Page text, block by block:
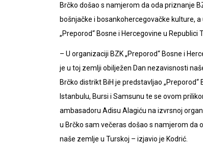
Brčko došao s namjerom da oda priznanje
bošnjačke i bosankohercegovačke kulture,
„Preporod“ Bosne i Hercegovine u Republici
– U organizaciji BZK „Preporod“ Bosne i
je u toj zemlji obilježen Dan nezavisnosti
Brčko distrikt BiH je predstavljao
Istanbulu, Bursi i Samsunu te se ovom
ambasadoru Adisu Alagiću na izvrsnoj
u Brčko sam večeras došao s namjerom da
naše zemlje u Turskoj – izjavio je Kodrić.